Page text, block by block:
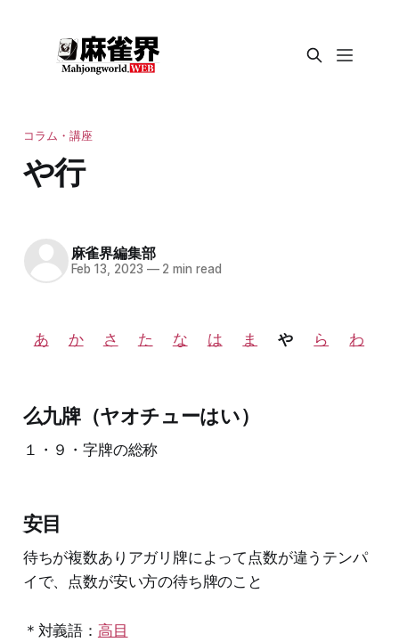
コラム・講座
や行
麻雀界編集部
Feb 13, 2023 —2 min read
あ か さ た な は ま や ら わ
么九牌（ヤオチューはい）
１・９・字牌の総称
安目
待ちが複数ありアガリ牌によって点数が違うテンパ
イで、点数が安い方の待ち牌のこと
＊対義語： 高目